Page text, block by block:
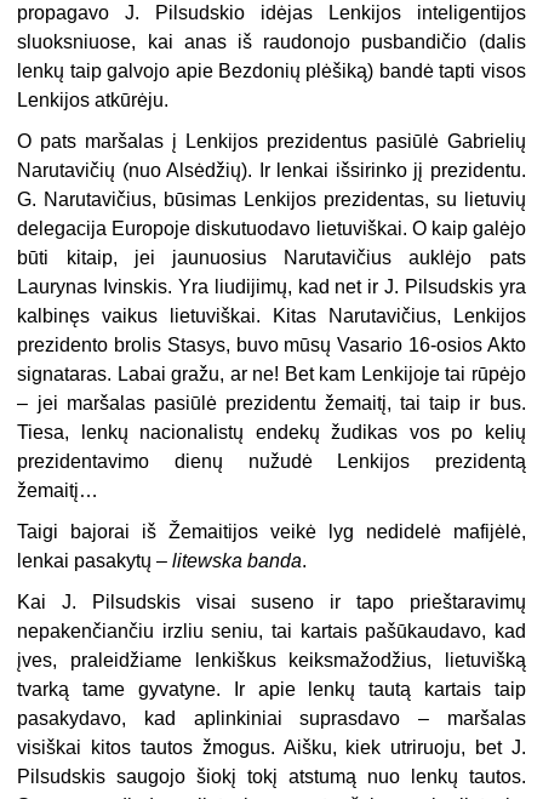
propagavo J. Pilsudskio idėjas Lenkijos inteligentijos
sluoksniuose, kai anas iš raudonojo pusbandičio (dalis
lenkų taip galvojo apie Bezdonių plėšiką) bandė tapti visos
Lenkijos atkūrėju.
O pats maršalas į Lenkijos prezidentus pasiūlė Gabrielių
Narutavičių (nuo Alsėdžių). Ir lenkai išsirinko jį prezidentu.
G. Narutavičius, būsimas Lenkijos prezidentas, su lietuvių
delegacija Europoje diskutuodavo lietuviškai. O kaip galėjo
būti kitaip, jei jaunuosius Narutavičius auklėjo pats
Laurynas Ivinskis. Yra liudijimų, kad net ir J. Pilsudskis yra
kalbinęs vaikus lietuviškai. Kitas Narutavičius, Lenkijos
prezidento brolis Stasys, buvo mūsų Vasario 16-osios Akto
signataras. Labai gražu, ar ne! Bet kam Lenkijoje tai rūpėjo
– jei maršalas pasiūlė prezidentu žemaitį, tai taip ir bus.
Tiesa, lenkų nacionalistų endekų žudikas vos po kelių
prezidentavimo dienų nužudė Lenkijos prezidentą
žemaitį…
Taigi bajorai iš Žemaitijos veikė lyg nedidelė mafijėlė,
lenkai pasakytų –litewska banda.
Kai J. Pilsudskis visai suseno ir tapo prieštaravimų
nepakenčiančiu irzliu seniu, tai kartais pašūkaudavo, kad
įves, praleidžiame lenkiškus keiksmažodžius, lietuvišką
tvarką tame gyvatyne. Ir apie lenkų tautą kartais taip
pasakydavo, kad aplinkiniai suprasdavo – maršalas
visiškai kitos tautos žmogus. Aišku, kiek utriruoju, bet J.
Pilsudskis saugojo šiokį tokį atstumą nuo lenkų tautos.